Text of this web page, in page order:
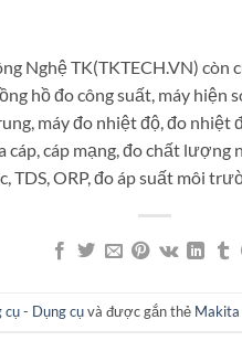
Nghệ TK(TKTECH.VN)
hồ đo công suất, máy hiện
máy đo nhiệt độ, đo
cáp, cáp mạng, đo chất
TDS, ORP, đo áp suất môi
cụ - Dụng cụvà được gắn thẻ